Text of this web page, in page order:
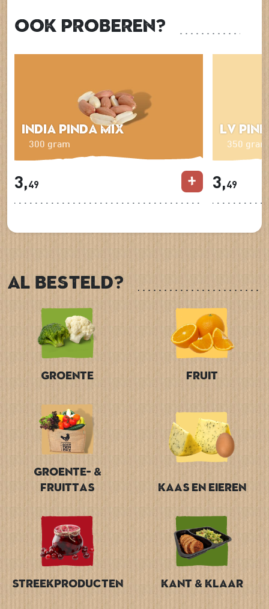
Ook proberen?
300 gram
India pinda mix
3,49
350 gram
LV
3,49
Al besteld?
Groente Fruit
Groente- &
Fruittas
Kaas en Eieren
Streekproducten Kant & Klaar